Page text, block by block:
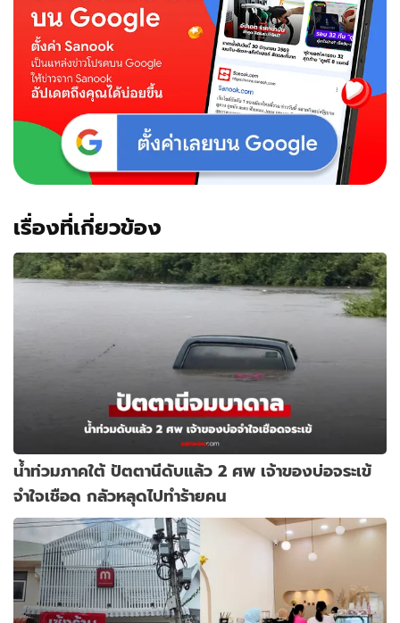
เรื่องที่เกี่ยวข้อง
น้ำท่วมภาคใต้ ปัตตานีดับแล้ว 2 ศพ เจ้าของบ่อจระเข้
จำใจเชือด กลัวหลุดไปทำร้ายคน